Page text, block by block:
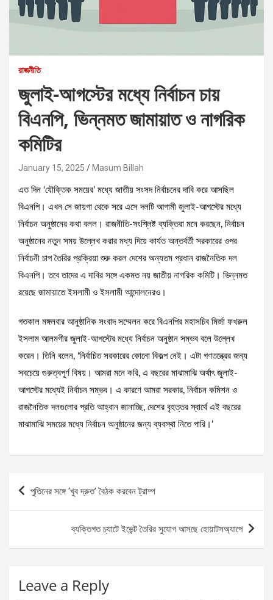
রাজনীতি
জুলাই-আগস্টের মধ্যে নির্বাচন চায়
বিএনপি, ভিন্নমত জামায়াত ও নাগরিক
কমিটির
January 15, 2025 Masum Billah
এত দিন ‘যৌক্তিক সময়ের’ মধ্যে জাতীয় সংসদ নির্বাচনের দাবি করে আসছিল
বিএনপি। এখন সে জায়গা থেকে সরে এসে দলটি আগামী জুলাই-আগস্টের মধ্যে
নির্বাচন অনুষ্ঠানের কথা বলল। রাজনীতি-সংশ্লিষ্ট ব্যক্তিরা মনে করছেন, নির্বাচন
অনুষ্ঠানের নতুন সময় উল্লেখ করার মধ্য দিয়ে কার্যত অন্তর্বর্তী সরকারের ওপর
নির্বাচনী চাপ তৈরির প্রক্রিয়া শুরু করল দেশের অন্যতম প্রধান রাজনৈতিক দল
বিএনপি। তবে তাদের এ দাবির সঙ্গে একমত নয় জাতীয় নাগরিক কমিটি। ভিন্নমত
রয়েছে জামায়াতে ইসলামী ও ইসলামী আন্দোলনেরও।
গতকাল মঙ্গলবার আনুষ্ঠানিক সংবাদ সম্মেলন করে বিএনপির মহাসচিব মির্জা ফখরুল
ইসলাম আলমগীর জুলাই-আগস্টের মধ্যে নির্বাচন অনুষ্ঠান সম্ভব বলে উল্লেখ
করেন। তিনি বলেন, ‘নির্বাচিত সরকারের কোনো বিকল্প নেই। এটা গণতন্ত্রের জন্য
সবচেয়ে গুরুত্বপূর্ণ বিষয়। আমরা মনে করি, এ বছরের মাঝামাঝি অর্থাৎ জুলাই-
আগস্টের মধ্যেই নির্বাচন সম্ভব। এ কারণে আমরা সরকার, নির্বাচন কমিশন ও
রাজনৈতিক দলগুলোর প্রতি আহ্বান জানাচ্ছি, দেশের বৃহত্তর স্বার্থে এই বছরের
মাঝামাঝি সময়ের মধ্যে নির্বাচন অনুষ্ঠানের জন্য ব্যবস্থা নিতে পারি।’
Post
navigation
পুতিনের সঙ্গে ‘খুব দ্রুত’ বৈঠক করবেন ট্রাম্প
ব্যক্তিগত চ্যাটে ইভেন্ট তৈরির সুযোগ আসছে হোয়াটসঅ্যাপে
Leave a Reply